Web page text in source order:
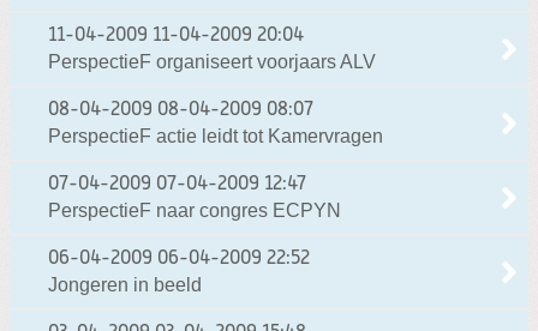
11-04-2009 11-04-2009 20:04
PerspectieF organiseert voorjaars ALV
08-04-2009 08-04-2009 08:07
PerspectieF actie leidt tot Kamervragen
07-04-2009 07-04-2009 12:47
PerspectieF naar congres ECPYN
06-04-2009 06-04-2009 22:52
Jongeren in beeld